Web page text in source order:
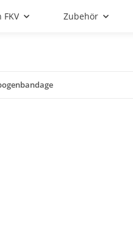
Zubehör